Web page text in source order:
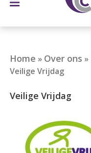
Home » Over ons »
Veilige Vrijdag
Veilige Vrijdag